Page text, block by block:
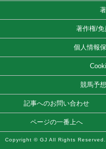
著作権/免
個人情報
競馬予
記事へのお問い合わせ
ページの一番上へ
Copyright © GJ All Rights Reserved.